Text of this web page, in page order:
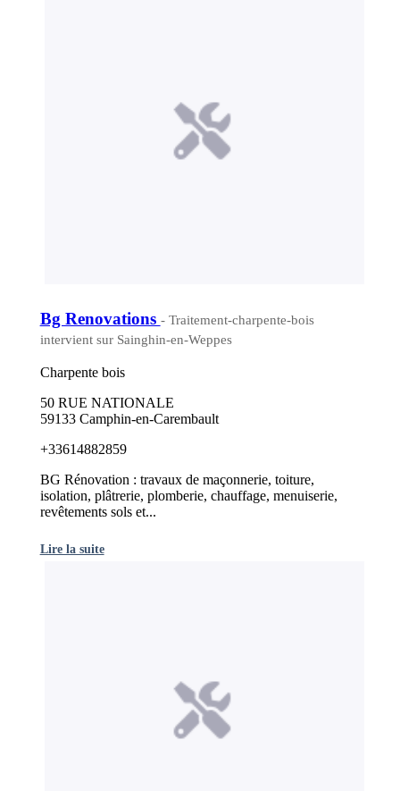
Bg Renovations - Traitement-charpente-bois
intervient sur Sainghin-en-Weppes
Charpente bois
50 RUE NATIONALE
59133 Camphin-en-Carembault
+33614882859
BG Rénovation : travaux de maçonnerie, toiture,
isolation, plâtrerie, plomberie, chauffage, menuiserie,
revêtements sols et...
Lire la suite